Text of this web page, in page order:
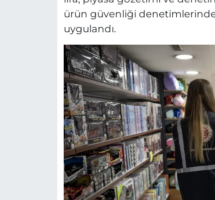
ürün güvenliği denetimlerinde
uygulandı.